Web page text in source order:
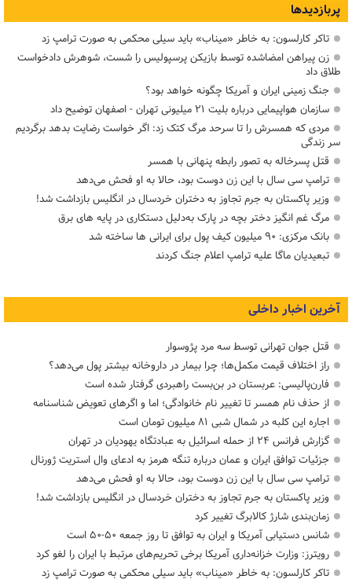
پربازدیدها
تاکر کارلسون: به خاطر «میناب» باید سیلی محکمی به صورت ترامپ زد
زن پیراهن امضاشده توسط بازیکن پرسپولیس را شست، شوهرش دادخواست
طلاق داد
جنگ زمینی ایران و آمریکا چگونه خواهد بود؟
سازمان هواپیمایی درباره بلیت ۲۱ میلیونی تهران - اصفهان توضیح داد
مردی که همسرش را تا سرحد مرگ کتک زد: اگر خواست رضایت بدهد برگردیم
سر زندگی
قتل پسرخاله به تصور رابطه پنهانی با همسر
ترامپ سی سال با این زن دوست بود، حالا به او فحش می‌دهد
وزیر پاکستان به جرم تجاوز به دختران خردسال در انگلیس بازداشت شد!
مرگ غم انگیز دختر بچه در پارک به‌دلیل دستکاری در پایه های برق
بانک مرکزی: ۹۰ میلیون کیف پول برای ایرانی ها ساخته شد
تبعیدیان ماگا علیه ترامپ اعلام جنگ کردند
آخرین اخبار داخلی
قتل جوان تهرانی توسط سه مرد پژوسوار
راز اختلاف قیمت مکمل‌ها؛ چرا بیمار در داروخانه بیشتر پول می‌دهد؟
فارن‌پالیسی: عربستان در بن‌بست راهبردی گرفتار شده است
از حذف نام همسر تا تغییر نام خانوادگی؛ اما و اگرهای تعویض شناسنامه
اجاره این کلبه در شمال شبی ۸۱ میلیون تومان است
گزارش فرانس ۲۴ از حمله اسرائیل به عبادتگاه یهودیان در تهران
جزئیات توافق ایران و عمان درباره تنگه هرمز به ادعای وال استریت ژورنال
ترامپ سی سال با این زن دوست بود، حالا به او فحش می‌دهد
وزیر پاکستان به جرم تجاوز به دختران خردسال در انگلیس بازداشت شد!
زمان‌بندی شارژ کالابرگ تغییر کرد
شانس دستیابی آمریکا و ایران به توافق تا روز جمعه ۵۰-۵۰ است
رویترز: وزارت خزانه‌داری آمریکا برخی تحریم‌های مرتبط با ایران را لغو کرد
تاکر کارلسون: به خاطر «میناب» باید سیلی محکمی به صورت ترامپ زد